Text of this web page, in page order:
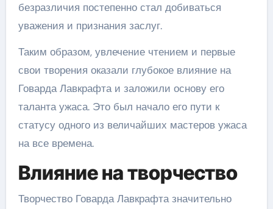
безразличия постепенно стал добиваться
уважения и признания заслуг.
Таким образом, увлечение чтением и первые
свои творения оказали глубокое влияние на
Говарда Лавкрафта и заложили основу его
таланта ужаса. Это был начало его пути к
статусу одного из величайших мастеров ужаса
на все времена.
Влияние на творчество
Творчество Говарда Лавкрафта значительно